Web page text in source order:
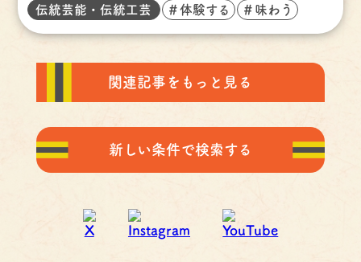
伝統芸能・伝統工芸 ＃体験する ＃味わう
関連記事をもっと見る
新しい条件で検索する